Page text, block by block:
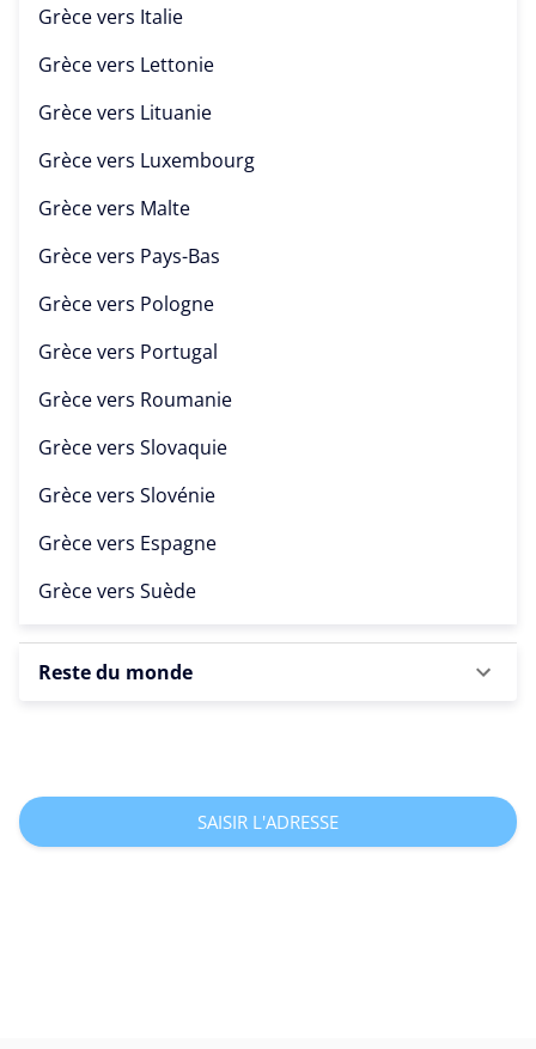
Grèce vers Italie
Grèce vers Lettonie
Grèce vers Lituanie
Grèce vers Luxembourg
Grèce vers Malte
Grèce vers Pays-Bas
Grèce vers Pologne
Grèce vers Portugal
Grèce vers Roumanie
Grèce vers Slovaquie
Grèce vers Slovénie
Grèce vers Espagne
Grèce vers Suède
Reste du monde
SAISIR L'ADRESSE